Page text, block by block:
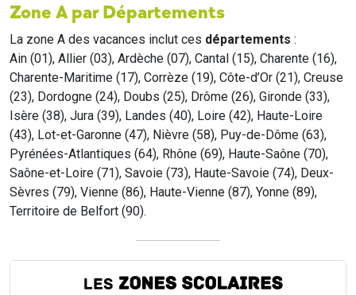
Zone A par Départements
La zone A des vacances inclut ces départements :
Ain (01), Allier (03), Ardèche (07), Cantal (15), Charente (16),
Charente-Maritime (17), Corrèze (19), Côte-d’Or (21), Creuse
(23), Dordogne (24), Doubs (25), Drôme (26), Gironde (33),
Isère (38), Jura (39), Landes (40), Loire (42), Haute-Loire
(43), Lot-et-Garonne (47), Nièvre (58), Puy-de-Dôme (63),
Pyrénées-Atlantiques (64), Rhône (69), Haute-Saône (70),
Saône-et-Loire (71), Savoie (73), Haute-Savoie (74), Deux-
Sèvres (79), Vienne (86), Haute-Vienne (87), Yonne (89),
Territoire de Belfort (90).